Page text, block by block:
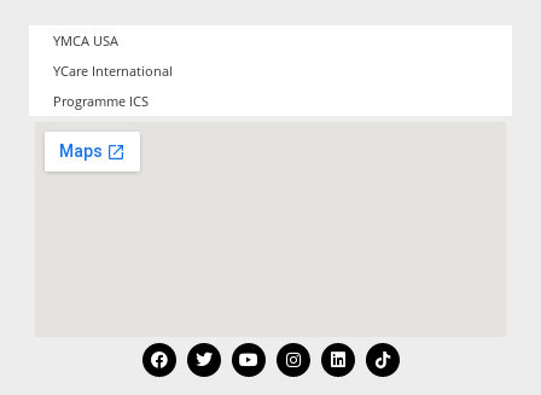
YMCA USA
YCare International
Programme ICS